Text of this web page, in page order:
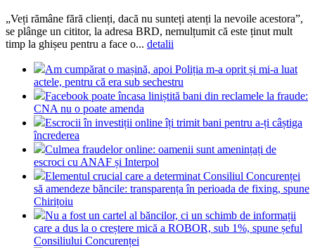
„Veți rămâne fără clienți, dacă nu sunteți atenți la nevoile acestora”,
se plânge un cititor, la adresa BRD, nemulțumit că este ținut mult
timp la ghișeu pentru a face o... detalii
Am cumpărat o mașină, apoi Poliția m-a oprit și mi-a luat
actele, pentru că era sub sechestru
Facebook poate încasa liniștită bani din reclamele la fraude:
CNA nu o poate amenda
Escrocii în investiții online îți trimit bani pentru a-ți câștiga
încrederea
Culmea fraudelor online: oamenii sunt amenințați de
escroci cu ANAF și Interpol
Elementul crucial care a determinat Consiliul Concurenței
să amendeze băncile: transparența în perioada de fixing, spune
Chirițoiu
Nu a fost un cartel al băncilor, ci un schimb de informații
care a dus la o creștere mică a ROBOR, sub 1%, spune șeful
Consiliului Concurenței